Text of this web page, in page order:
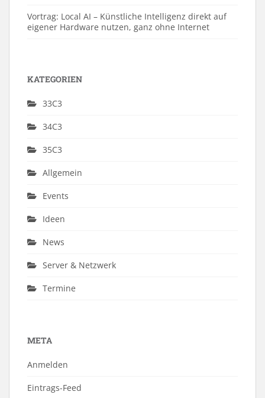
Vortrag: Local AI – Künstliche Intelligenz direkt auf
eigener Hardware nutzen, ganz ohne Internet
KATEGORIEN
33C3
34C3
35C3
Allgemein
Events
Ideen
News
Server & Netzwerk
Termine
META
Anmelden
Eintrags-Feed